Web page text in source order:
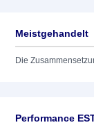
Meistgehandelt
Die
Performance